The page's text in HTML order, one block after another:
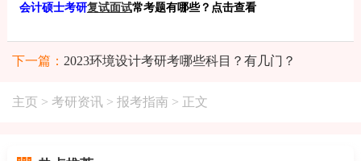
会计硕士考研复试面试常考题有哪些？点击查看
下一篇： 2023环境设计考研考哪些科目？有几门？
主页 > 考研资讯> 报考指南 > 正文